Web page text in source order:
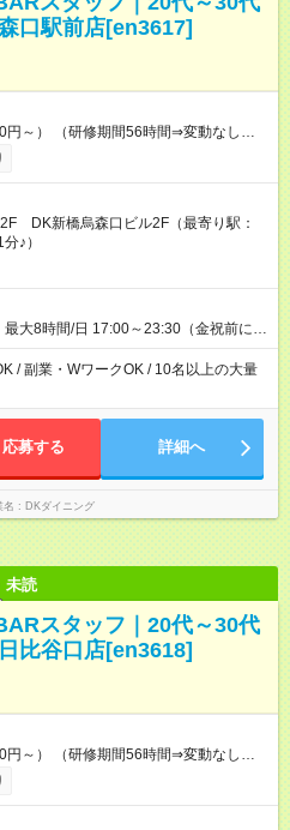
口駅前店[en3617]
円～） （研修期間56時間⇒変動なし） ■
■友人紹介制度あり⇒1人紹介につき最
！ 【試用期間】試用期間なし
DK新橋烏森口ビル2F（最寄り駅：
♪）
大8時間/日 17:00～23:30（金祝前に関
記時間から1日3時間～OK ★週1日～
歳以上(法令による) ■自由シフト制
/ 副業・WワークOK / 10名以上の大量
応募する 詳細へ
名 DKダイニング
未読
スタッフ｜20代～30代
比谷口店[en3618]
円～） （研修期間56時間⇒変動なし） ■
■友人紹介制度あり⇒1人紹介につき最
！ 【試用期間】試用期間なし